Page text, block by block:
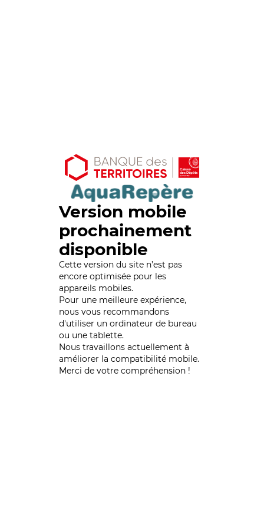
Version mobile
prochainement
disponible
Cette version du site n’est pas
encore optimisée pour les
appareils mobiles.
Pour une meilleure expérience,
nous vous recommandons
d'utiliser un ordinateur de bureau
ou une tablette.
Nous travaillons actuellement à
améliorer la compatibilité mobile.
Merci de votre compréhension !